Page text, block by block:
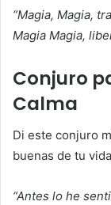
“Magia, Magia,
Magia Magia,
Conjuro
Calma
Di este conjuro
buenas de tu
“Antes lo he